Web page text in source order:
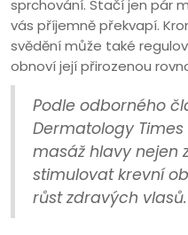
sprchování. Stačí jen pár
vás příjemně překvapí.
svědění může také
obnoví její přirozenou
Podle odborného
Dermatology
masáž hlavy nejen
stimulovat krevní
růst zdravých vlasů.